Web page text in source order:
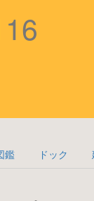
鑑 ドック